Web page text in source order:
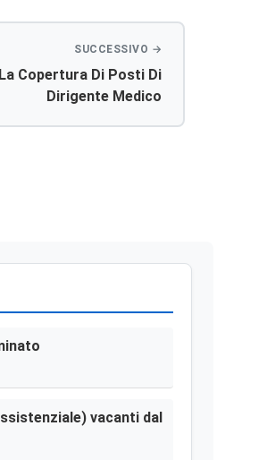
Copertura Di Posti Di
Dirigente Medico
vacanti dal